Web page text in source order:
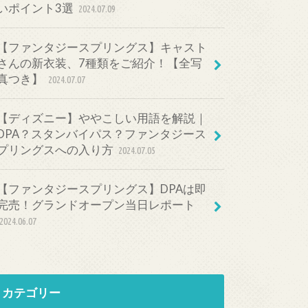
ポイント3選 2024.07.09
ファンタジースプリングス】キャスト
んの新衣装、7種類をご紹介！【全写
つき】
2024.07.07
ディズニー】ややこしい用語を解説｜
？スタンバイパス？ファンタジース
リングスへの入り方 2024.07.05
ファンタジースプリングス】DPAは即
売！グランドオープン当日レポート
2024.06.07
カテゴリー